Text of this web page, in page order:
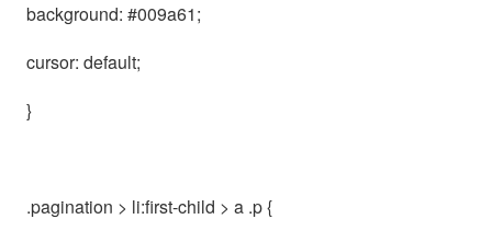
background: #009a61;
cursor: default;
}
.pagination > li:first-child > a .p {